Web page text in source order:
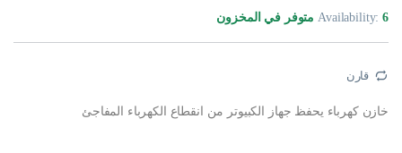
Availability:6 متوفر في المخزون
قارن
خازن كهرباء يحفظ جهاز الكبيوتر من انقطاع الكهرباء المفاجئ